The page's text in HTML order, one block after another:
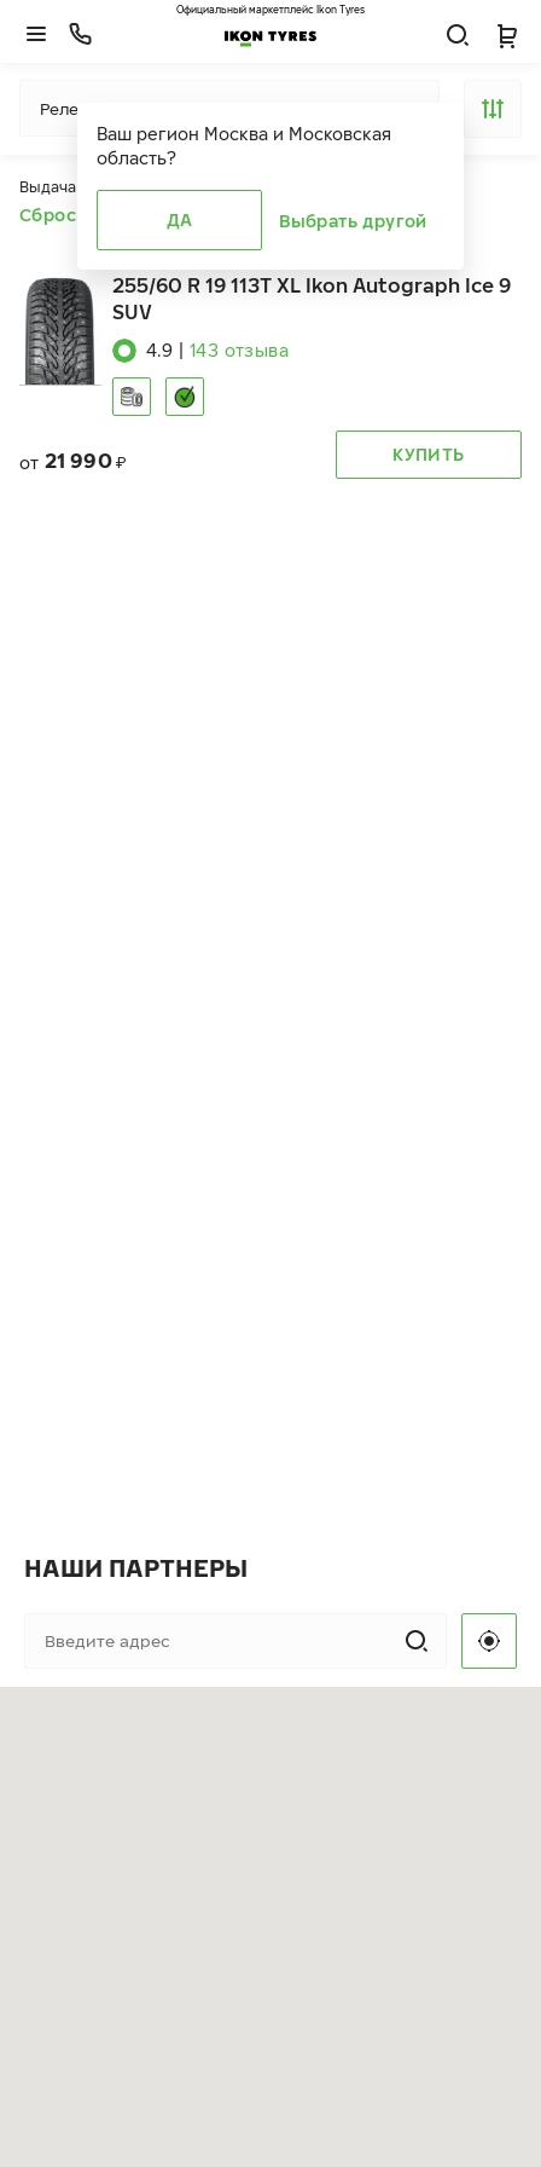
Ваш регион Москва и Московская
область?
ДА Выбрать другой
Официальный маркетплейс Ikon Tyres
Релевантность
Выдача продуктов ограничена действием фильтров
Сбросить все фильтры
255/60 R 19 113T XL Ikon Autograph Ice 9
SUV
4.9 143 отзыва
от 21 990 ₽ КУПИТЬ
НАШИ ПАРТНЕРЫ